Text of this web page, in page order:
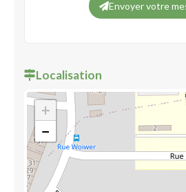
Envoyer votre
Localisation
+
−